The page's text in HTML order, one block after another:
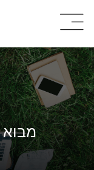
מבוא